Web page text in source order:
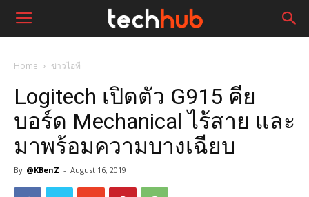
Home ข่าวไอที
Logitech เปิดตัว G915 คีย
บอร์ด Mechanical ไร้สาย และ
มาพร้อมความบางเฉียบ
By @KBenZ - August 16, 2019